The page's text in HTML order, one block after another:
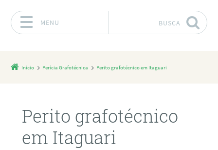
MENU BUSCA
Início Perícia Grafotécnica Perito grafotécnico em Itaguari
Perito grafotécnico
em Itaguari